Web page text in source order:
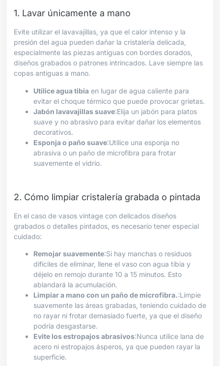
1. Lavar únicamente a mano
Evite utilizar el lavavajillas, ya que el calor intenso y la
presión del agua pueden dañar la cristalería delicada,
especialmente las piezas antiguas con bordes dorados,
diseños grabados o patrones intrincados. Lave siempre las
copas antiguas a mano.
Utilice agua tibia en lugar de agua caliente para
evitar el choque térmico que puede provocar grietas.
Jabón lavavajillas suave:Elija un jabón para platos
suave y no abrasivo para evitar dañar los elementos
decorativos.
Esponja o paño suave:Utilice una esponja no
abrasiva o un paño de microfibra para frotar
suavemente el vidrio.
2. Cómo limpiar cristalería grabada o pintada
En el caso de vasos vintage con delicados diseños
grabados o detalles pintados, es necesario tener especial
cuidado:
Remojar suavemente:Si hay manchas o residuos
difíciles de eliminar, llene el vaso con agua tibia y
déjelo en remojo durante 10 a 15 minutos. Esto
ablandará la acumulación.
Limpiar a mano con un paño de microfibra.:Limpie
suavemente las áreas grabadas, teniendo cuidado de
no rayar ni frotar demasiado fuerte, ya que el diseño
podría desgastarse.
Evite los estropajos abrasivos:Nunca utilice lana de
acero ni estropajos ásperos, ya que pueden rayar la
superficie.